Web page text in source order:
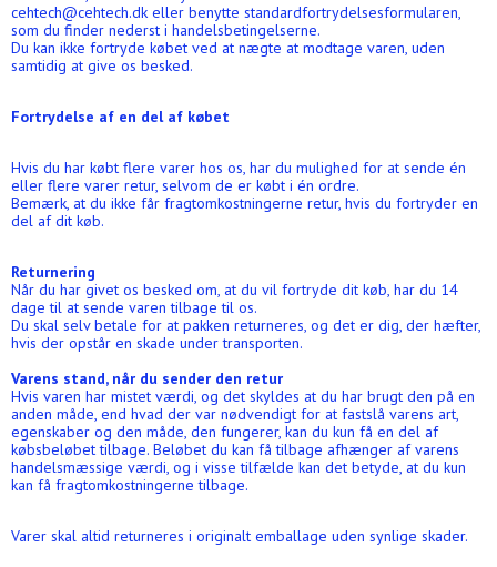
cehtech@cehtech.dk eller benytte standardfortrydelsesformularen,
som du finder nederst i handelsbetingelserne.
Du kan ikke fortryde købet ved at nægte at modtage varen, uden
samtidig at give os besked.
Fortrydelse af en del af købet
Hvis du har købt flere varer hos os, har du mulighed for at sende én
eller flere varer retur, selvom de er købt i én ordre.
Bemærk, at du ikke får fragtomkostningerne retur, hvis du fortryder en
del af dit køb.
Returnering
Når du har givet os besked om, at du vil fortryde dit køb, har du 14
dage til at sende varen tilbage til os.
Du skal selv betale for at pakken returneres, og det er dig, der hæfter,
hvis der opstår en skade under transporten.
Varens stand, når du sender den retur
Hvis varen har mistet værdi, og det skyldes at du har brugt den på en
anden måde, end hvad der var nødvendigt for at fastslå varens art,
egenskaber og den måde, den fungerer, kan du kun få en del af
købsbeløbet tilbage. Beløbet du kan få tilbage afhænger af varens
handelsmæssige værdi, og i visse tilfælde kan det betyde, at du kun
kan få fragtomkostningerne tilbage.
Varer skal altid returneres i originalt emballage uden synlige skader.